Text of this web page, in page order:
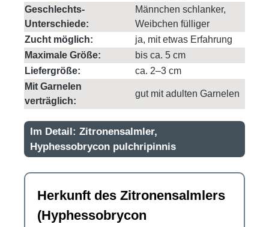
Geschlechts-
Unterschiede:
Männchen schlanker,
Weibchen fülliger
Zucht möglich:
ja, mit etwas Erfahrung
Maximale Größe:
bis ca. 5 cm
Liefergröße:
ca. 2–3 cm
Mit Garnelen
verträglich:
gut mit adulten Garnelen
Im Detail: Zitronensalmler,
Hyphessobrycon pulchripinnis
Herkunft des Zitronensalmlers
(Hyphessobrycon